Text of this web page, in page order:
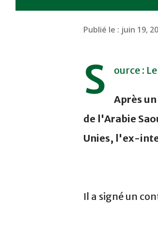
Publié le : juin 19,
S ource :
Après
de l'Arabie
Unies, l'ex-
Il a signé un